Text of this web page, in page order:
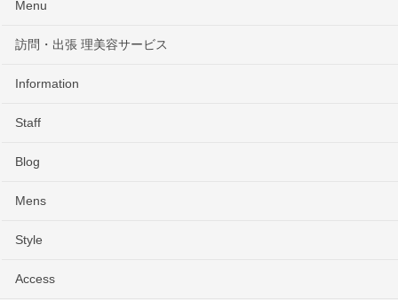
Menu
訪問・出張 理美容サービス
Information
Staff
Blog
Mens
Style
Access